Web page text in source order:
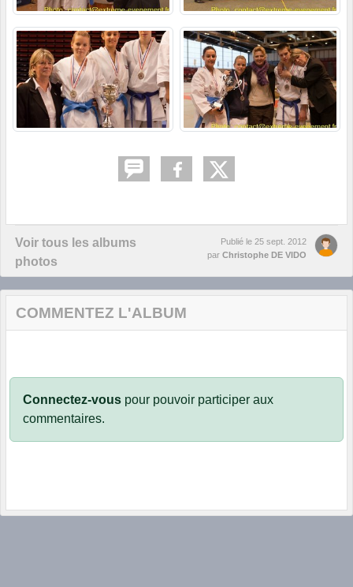
Voir tous les albums
photos
Publié le 25 sept. 2012
par Christophe DE VIDO
COMMENTEZ L'ALBUM
Connectez-vous pour pouvoir participer aux
commentaires.